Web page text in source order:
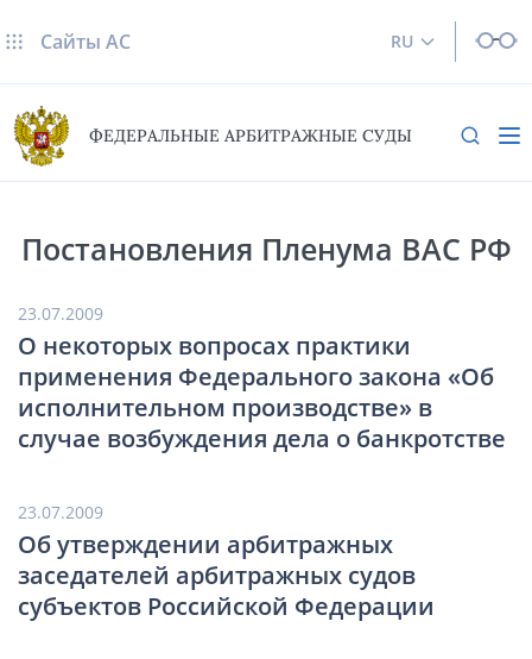
RU
Сайты AC
ФЕДЕРАЛЬНЫЕ АРБИТРАЖНЫЕ СУДЫ
Постановления Пленума ВАС РФ
23.07.2009
О некоторых вопросах практики
применения Федерального закона «Об
исполнительном производстве» в
случае возбуждения дела о банкротстве
23.07.2009
Об утверждении арбитражных
заседателей арбитражных судов
субъектов Российской Федерации